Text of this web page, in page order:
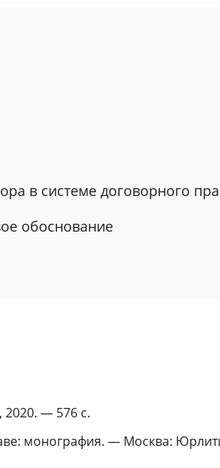
в системе договорного
обоснование
2020. — 576 с.
монография. — Москва: